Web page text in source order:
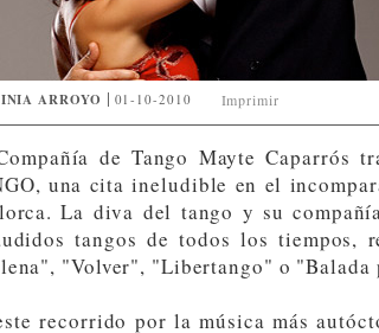
ARROYO 01-10-2010 Imprimir
de Tango Mayte Caparrós
una cita ineludible en el
La diva del tango y su
tangos de todos los tiempos,
"Volver", "Libertango" o "Balada
recorrido por la música más